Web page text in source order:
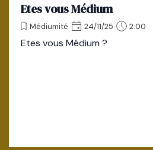
Etes vous Médium
Médiumité 24/11/25 2:00
Etes vous Médium ?